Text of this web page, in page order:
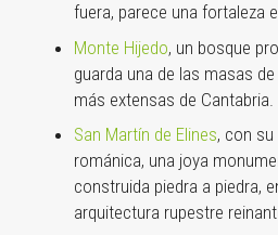
fuera, parece una fortaleza
Monte Hijedo, un bosque
guarda una de las masas
más extensas de Cantabria.
San Martín de Elines, con
románica, una joya
construida piedra a piedra,
arquitectura rupestre